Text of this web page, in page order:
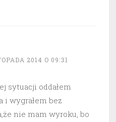
2014 O 09:31
sytuacji oddałem
i wygrałem bez
nie mam wyroku, bo